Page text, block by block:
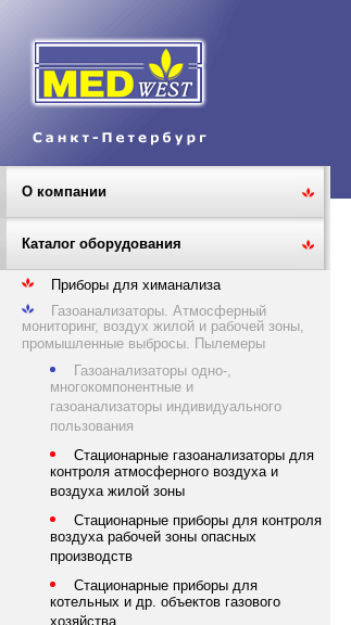
О компании
Каталог оборудования
Приборы для химанализа
Газоанализаторы. Атмосферный
мониторинг, воздух жилой и рабочей зоны,
промышленные выбросы. Пылемеры
Газоанализаторы одно-,
многокомпонентные и
газоанализаторы индивидуального
пользования
Стационарные газоанализаторы для
контроля атмосферного воздуха и
воздуха жилой зоны
Стационарные приборы для контроля
воздуха рабочей зоны опасных
производств
Стационарные приборы для
котельных и др. объектов газового